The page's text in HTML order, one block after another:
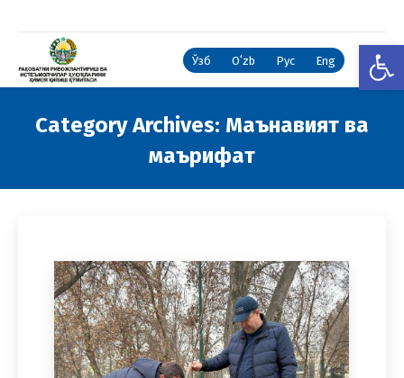
Ўзб Oʻzb Рус Eng
Category Archives: Маънавият ва
маърифат